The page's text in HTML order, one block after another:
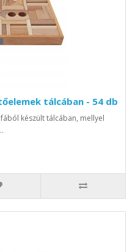
tálcában - 54 db
készült tálcában, mellyel